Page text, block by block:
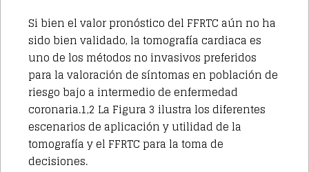
Si bien el valor pronóstico del FFRTC aún no ha
sido bien validado, la tomografía cardiaca es
uno de los métodos no invasivos preferidos
para la valoración de síntomas en población de
riesgo bajo a intermedio de enfermedad
coronaria.1,2 La Figura 3 ilustra los diferentes
escenarios de aplicación y utilidad de la
tomografía y el FFRTC para la toma de
decisiones.